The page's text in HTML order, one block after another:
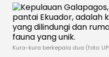
Kura-kura berkepala dua (foto: